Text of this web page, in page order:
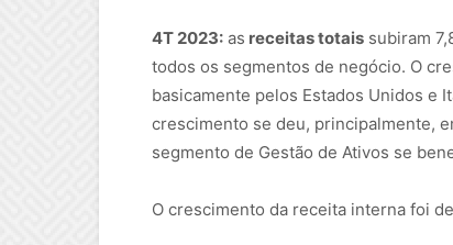
4T 2023: as receitas totais subiram
todos os segmentos de negócio. O
basicamente pelos Estados Unidos e
crescimento se deu, principalmente,
segmento de Gestão de Ativos se
O crescimento da receita interna foi